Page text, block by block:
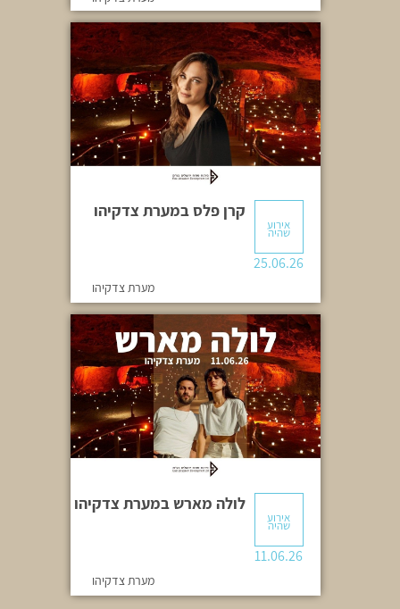
קרן פלס במערת צדקיהו
מערת צדקיהו
אירוע
שהיה
25.06.26
לולה מארש במערת צדקיהו
מערת צדקיהו
אירוע
שהיה
11.06.26